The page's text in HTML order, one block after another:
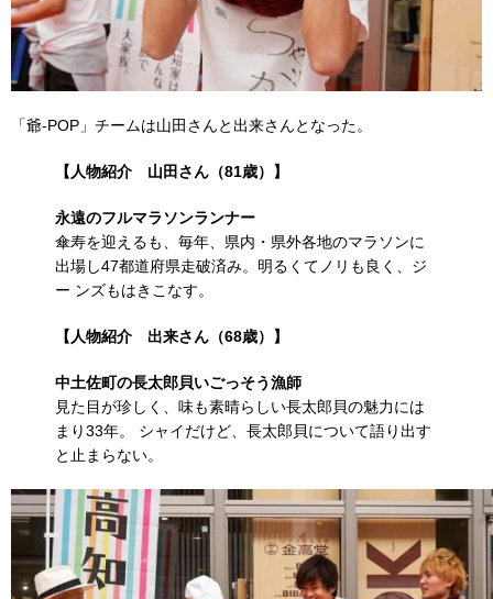
「爺-POP」チームは山田さんと出来さんとなった。
【人物紹介 山田さん（81歳）】
永遠のフルマラソンランナー
傘寿を迎えるも、毎年、県内・県外各地のマラソンに
出場し47都道府県走破済み。明るくてノリも良く、ジ
ー ンズもはきこなす。
【人物紹介 出来さん（68歳）】
中土佐町の長太郎貝いごっそう漁師
見た目が珍しく、味も素晴らしい長太郎貝の魅力には
まり33年。 シャイだけど、長太郎貝について語り出す
と止まらない。